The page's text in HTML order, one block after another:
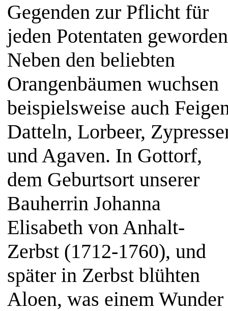
Gegenden zur Pflicht für
jeden Potentaten
Neben den beliebten
Orangenbäumen wuchsen
beispielsweise auch
Datteln, Lorbeer,
und Agaven. In Gottorf,
dem Geburtsort unserer
Bauherrin Johanna
Elisabeth von Anhalt-
Zerbst (1712-1760), und
später in Zerbst blühten
Aloen, was einem Wunder